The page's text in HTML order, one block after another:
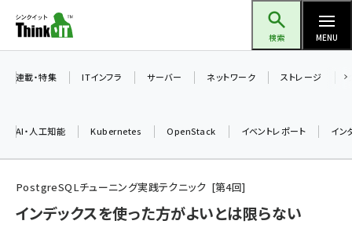
ン
ツ
検索 MENU
加藤銘のチーム貢献～仲間と築いた勝利の絆～ (2338)
連載・特集 ITインフラ サーバー ネットワーク ストレージ
AI・人工知能 Kubernetes OpenStack イベントレポート イン
PostgreSQLチューニング実践テクニック 第4回
インデックスを使った方がよいとは限らない